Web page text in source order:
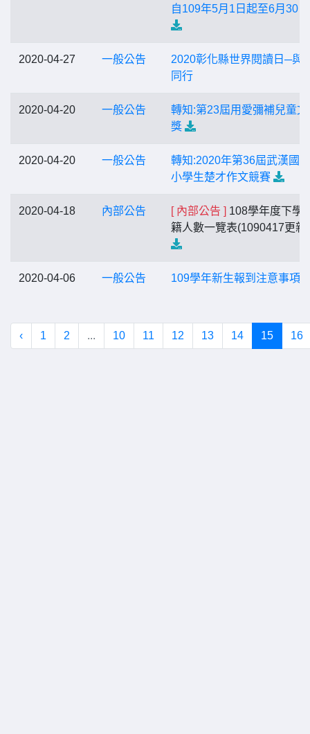
自109年5月1日起至6月30
2020-04-27 一般公告
2020彰化縣世界閱讀日─與
同行
2020-04-20 一般公告
轉知:第23屆用愛彌補兒童文
獎
2020-04-20 一般公告
轉知:2020年第36屆武漢國
小學生楚才作文競賽
2020-04-18 內部公告 [ 內部公告 ] 108學年度下學
籍人數一覽表(1090417更新
2020-04-06 一般公告 109學年新生報到注意事項
‹ 1 2 ... 10 11 12 13 14 15 16